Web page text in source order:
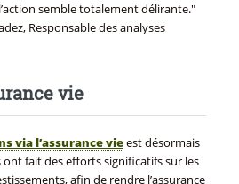
semble totalement délirante."
Responsable des analyses
vie
via l’assurance vieest désormais
fait des efforts significatifs sur les
afin de rendre l’assurance